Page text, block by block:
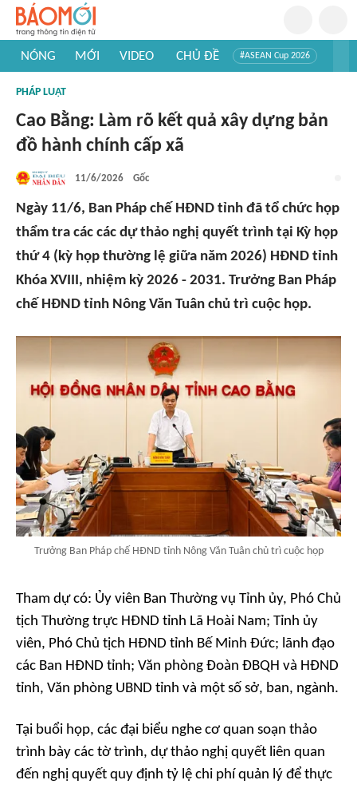
NÓNG MỚI VIDEO CHỦ ĐỀ #ASEAN Cup 2026
#Khám phá Việt Nam
PHÁP LUẬT
Cao Bằng: Làm rõ kết quả xây dựng bản
đồ hành chính cấp xã
11/6/2026 Gốc
Ngày 11/6, Ban Pháp chế HĐND tỉnh đã tổ chức họp
thẩm tra các các dự thảo nghị quyết trình tại Kỳ họp
thứ 4 (kỳ họp thường lệ giữa năm 2026) HĐND tỉnh
Khóa XVIII, nhiệm kỳ 2026 - 2031. Trưởng Ban Pháp
chế HĐND tỉnh Nông Văn Tuân chủ trì cuộc họp.
Trưởng Ban Pháp chế HĐND tỉnh Nông Văn Tuân chủ trì cuộc họp
Tham dự có: Ủy viên Ban Thường vụ Tỉnh ủy, Phó Chủ
tịch Thường trực HĐND tỉnh Lã Hoài Nam; Tỉnh ủy
viên, Phó Chủ tịch HĐND tỉnh Bế Minh Đức; lãnh đạo
các Ban HĐND tỉnh; Văn phòng Đoàn ĐBQH và HĐND
tỉnh, Văn phòng UBND tỉnh và một số sở, ban, ngành.
Tại buổi họp, các đại biểu nghe cơ quan soạn thảo
trình bày các tờ trình, dự thảo nghị quyết liên quan
đến nghị quyết quy định tỷ lệ chi phí quản lý để thực